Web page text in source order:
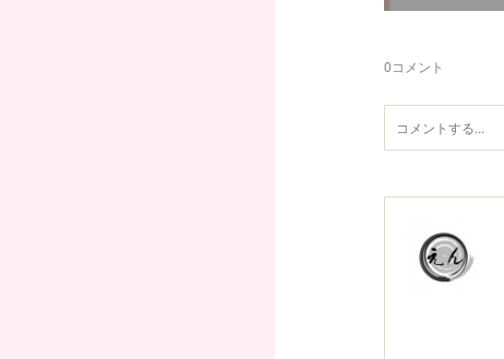
0コメント